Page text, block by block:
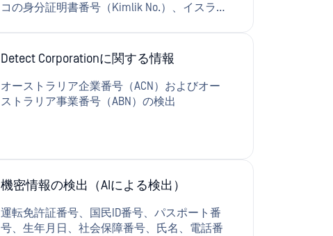
コの身分証明書番号（Kimlik No.）、イスラエ
久口座番号（PAN）、トルコのパスポート番
号、およびトルコの電話番号My 検出します。
Detect Corporationに関する情報
オーストラリア企業番号（ACN）およびオー
ストラリア事業番号（ABN）の検出
機密情報の検出（AIによる検出）
運転免許証番号、国民ID番号、パスポート番
号、生年月日、社会保障番号、氏名、電話番